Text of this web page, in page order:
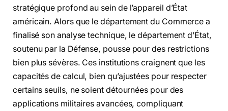
stratégique profond au sein de l’appareil d’État
américain. Alors que le département du Commerce a
finalisé son analyse technique, le département d’État,
soutenu par la Défense, pousse pour des restrictions
bien plus sévères. Ces institutions craignent que les
capacités de calcul, bien qu’ajustées pour respecter
certains seuils, ne soient détournées pour des
applications militaires avancées, compliquant